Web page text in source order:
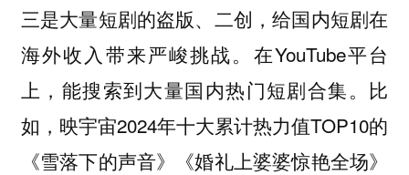
三是大量短剧的盗版、二创，给国内短剧在
海外收入带来严峻挑战。在YouTube平台
上，能搜索到大量国内热门短剧合集。比
如，映宇宙2024年十大累计热力值TOP10的
《雪落下的声音》《婚礼上婆婆惊艳全场》